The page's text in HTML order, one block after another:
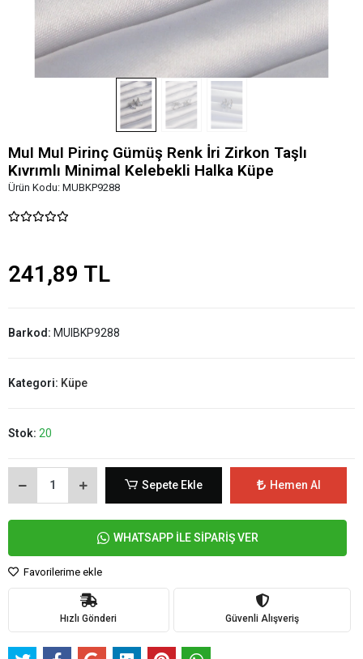
MuI MuI Pirinç Gümüş Renk İri Zirkon Taşlı
Kıvrımlı Minimal Kelebekli Halka Küpe
Ürün Kodu: MUBKP9288
241,89 TL
Barkod: MUIBKP9288
Kategori: Küpe
Stok: 20
Sepete Ekle Hemen Al
WHATSAPP İLE SİPARİŞ VER
Favorilerime ekle
Hızlı Gönderi Güvenli Alışveriş